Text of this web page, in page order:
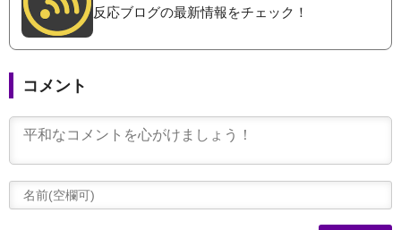
反応ブログの最新情報をチェック！
コメント